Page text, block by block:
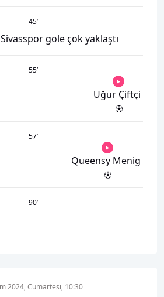
45’
gole çok yaklaştı
55’
Uğur Çiftçi
57’
Queensy Menig
90’
2024, Cumartesi, 10:30